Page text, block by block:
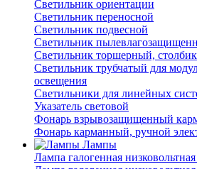
Светильник ориентации
Светильник переносной
Светильник подвесной
Светильник
Светильник торшерный, столбик
Светильник трубчатый для
освещения
Светильники для линейных
Указатель световой
Фонарь взрывозащищенный
Фонарь карманный, ручной
Лампы
Лампа галогенная